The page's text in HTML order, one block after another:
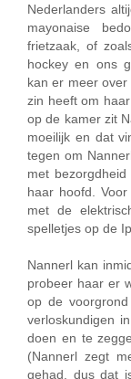
Nederlanders
mayonaise
frietzaak, of
hockey en ons
kan er meer
zin heeft om
op de kamer zit
moeilijk en dat
tegen om
met
haar hoofd.
met de
spelletjes op de
Nannerl kan
probeer haar er
op de
verloskundigen
doen en te
(Nannerl zegt
gehad, dus dat